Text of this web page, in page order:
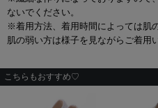
ないでください。
※着用方法、着用時間によっては肌
肌の弱い方は様子を見ながらご着用
こちらもおすすめ♡